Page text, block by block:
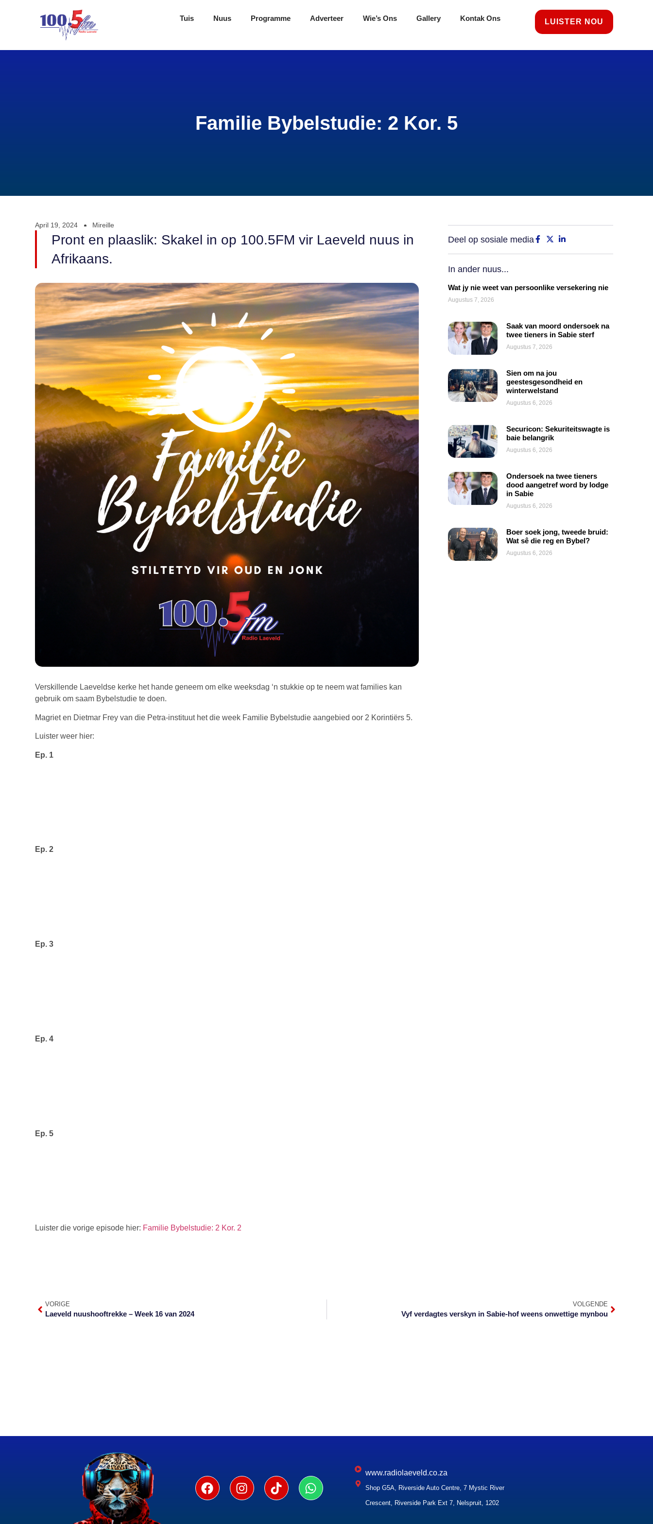
Tuis Nuus Programme Adverteer Wie’s Ons Gallery Kontak Ons LUISTER NOU
Familie Bybelstudie: 2 Kor. 5
April 19, 2024 Mireille
Pront en plaaslik: Skakel in op 100.5FM vir Laeveld nuus in
Afrikaans.
Verskillende Laeveldse kerke het hande geneem om elke weeksdag ‘n stukkie op te neem wat families kan
gebruik om saam Bybelstudie te doen.
Magriet en Dietmar Frey van die Petra-instituut het die week Familie Bybelstudie aangebied oor 2 Korintiërs 5.
Luister weer hier:
Ep. 1
Ep. 2
Ep. 3
Ep. 4
Ep. 5
Luister die vorige episode hier: Familie Bybelstudie: 2 Kor. 2
Deel op sosiale media
In ander nuus...
Wat jy nie weet van persoonlike versekering nie
Augustus 7, 2026
Saak van moord ondersoek na
twee tieners in Sabie sterf
Augustus 7, 2026
Sien om na jou
geestesgesondheid en
winterwelstand
Augustus 6, 2026
Securicon: Sekuriteitswagte is
baie belangrik
Augustus 6, 2026
Ondersoek na twee tieners
dood aangetref word by lodge
in Sabie
Augustus 6, 2026
Boer soek jong, tweede bruid:
Wat sê die reg en Bybel?
Augustus 6, 2026
VORIGE
Laeveld nuushooftrekke – Week 16 van 2024
VOLGENDE
Vyf verdagtes verskyn in Sabie-hof weens onwettige mynbou
www.radiolaeveld.co.za
Shop G5A, Riverside Auto Centre, 7 Mystic River
Crescent, Riverside Park Ext 7, Nelspruit, 1202